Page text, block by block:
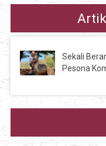
Sekali
Pesona